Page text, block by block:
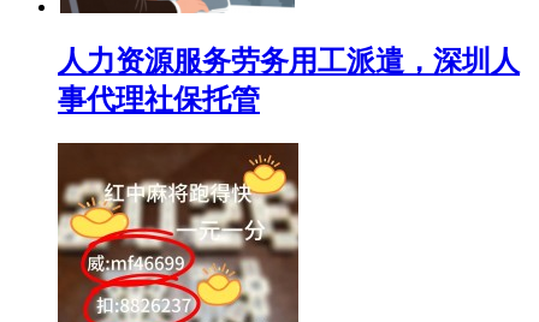
人力资源服务劳务用工派遣，深圳人
事代理社保托管